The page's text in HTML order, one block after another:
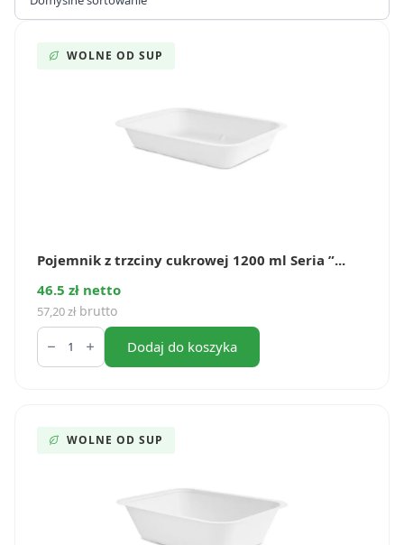
WOLNE OD SUP
Pojemnik z trzciny cukrowej 1200 ml Seria ”...
46.5 zł netto
57,20zł brutto
ilość
Pojemnik
z
Seria
”5”
Dodaj do koszyka
WOLNE OD SUP